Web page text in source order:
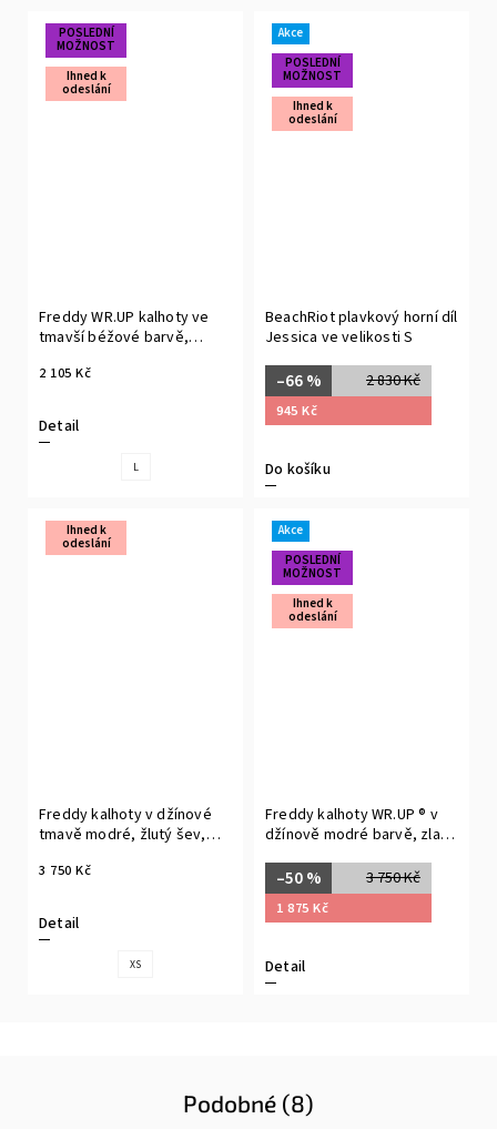
POSLEDNÍ
MOŽNOST
Ihned k
odeslání
Freddy WR.UP kalhoty ve
tmavší béžové barvě,
pas, 7/8 délka nohavic,
2 105 Kč
Detail
L
Akce
POSLEDNÍ
MOŽNOST
Ihned k
odeslání
BeachRiot plavkový horní díl
Jessica ve velikosti S
2 830 Kč
–66 %
945 Kč
Do košíku
Ihned k
odeslání
Freddy kalhoty v džínové
tmavě modré, žlutý šev,
3 750 Kč
Detail
XS
Akce
POSLEDNÍ
MOŽNOST
Ihned k
odeslání
Freddy kalhoty WR.UP ® v
džínově modré barvě, zlaté
skinny střih, 7/8 délka,
denim žerzej
3 750 Kč
–50 %
1 875 Kč
Detail
Podobné (8)